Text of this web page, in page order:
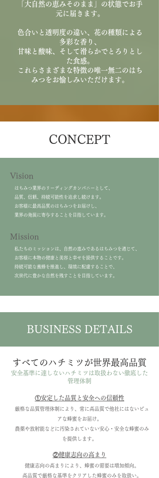
「大自然の恵みそのまま」の状態でお手
元に届きます。
色合いと透明度の違い、花の種類による
多彩な香り、
甘味と酸味、
そして滑らかでとろりとし
た食感。
これらさまざまな特徴の唯一無二のはち
みつをお愉しみいただけます。
CONCEPT
Vision
はちみつ業界のリーディングカンパニーとして、
品質、信頼、持続可能性を追求し続けます。
お客様に最高品質のはちみつをお届けし、
業界の発展に寄与することを目指しています。
​Mission
私たちのミッションは、自然の恵みであるはちみつを通じて、
お客様に本物の健康と美容と幸せを提供することです。
持続可能な養蜂を推進し、環境に配慮することで、
次世代に豊かな自然を残すことを目指しています。
BUSINESS DETAILS
すべてのハチミツが世界最高品質
安全基準に達しないハチミツは取扱わない徹底した
管理体制
①安定した品質と安全への信頼性
厳格な品質管理体制により、常に高品質で他社にはないピュ
アな蜂蜜をお届け。
農薬や放射能などに汚染されていない安心・安全な蜂蜜のみ
を提供します。
②健康志向の高まり
健康志向の高まりにより、蜂蜜の需要は増加傾向。
高品質で厳格な基準をクリアした蜂蜜のみを取扱い。